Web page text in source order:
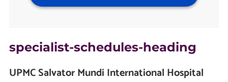
specialist-schedules-heading
UPMC Salvator Mundi International Hospital